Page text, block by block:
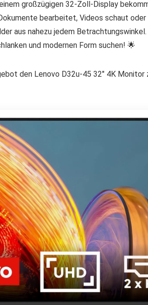
großzügigen 32-Zoll-Display
bearbeitet, Videos schaut
aus nahezu jedem
und modernen Form suchen! 🌟
den Lenovo D32u-45 32″ 4K Monitor